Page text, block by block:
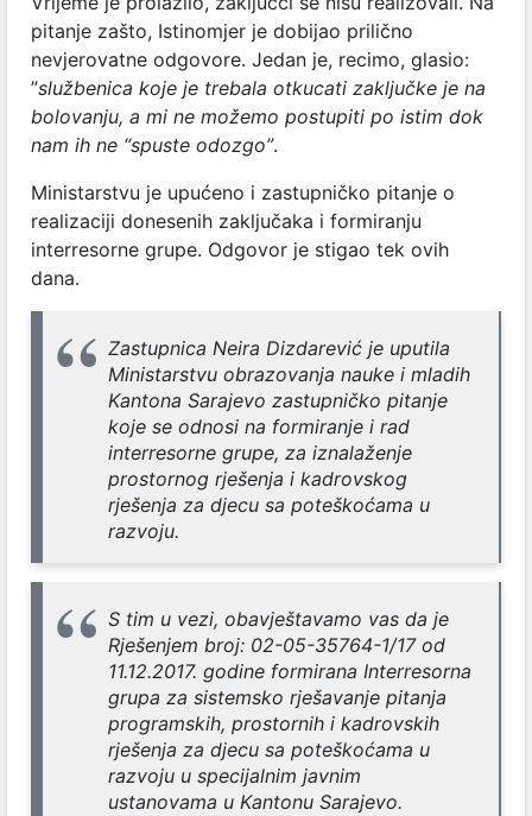
pitanje zašto, Istinomjer je dobijao prilično
nevjerovatne odgovore. Jedan je, recimo, glasio:
”službenica koje je trebala otkucati zaključke je na
bolovanju, a mi ne možemo postupiti po istim dok
nam ih ne “spuste odozgo”.
Ministarstvu je upućeno i zastupničko pitanje o
realizaciji donesenih zaključaka i formiranju
interresorne grupe. Odgovor je stigao tek ovih
dana.
Zastupnica Neira Dizdarević je uputila
Ministarstvu obrazovanja nauke i mladih
Kantona Sarajevo zastupničko pitanje
koje se odnosi na formiranje i rad
interresorne grupe, za iznalaženje
prostornog rješenja i kadrovskog
rješenja za djecu sa poteškoćama u
razvoju.
S tim u vezi, obavještavamo vas da je
Rješenjem broj: 02-05-35764-1/17 od
11.12.2017. godine formirana Interresorna
grupa za sistemsko rješavanje pitanja
programskih, prostornih i kadrovskih
rješenja za djecu sa poteškoćama u
razvoju u specijalnim javnim
ustanovama u Kantonu Sarajevo.